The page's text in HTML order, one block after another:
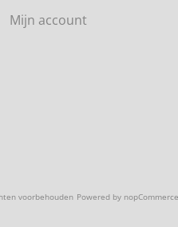
Mijn account
voorbehouden Powered by nopCommerce